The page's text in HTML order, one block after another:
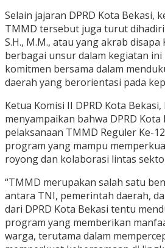
Selain jajaran DPRD Kota Bekasi,
TMMD tersebut juga turut dihadiri
S.H., M.M., atau yang akrab disapa
berbagai unsur dalam kegiatan
komitmen bersama dalam
daerah yang berorientasi pada
Ketua Komisi II DPRD Kota
menyampaikan bahwa DPRD
pelaksanaan TMMD Reguler Ke-
program yang mampu
royong dan kolaborasi lintas
“TMMD merupakan salah satu
antara TNI, pemerintah daerah,
dari DPRD Kota Bekasi tentu
program yang memberikan
warga, terutama dalam